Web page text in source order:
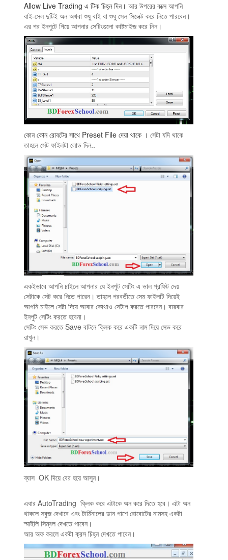
Allow Live Trading এ টিক চিহ্ন দিন।আর উপরের বক্সে আপনি
বাই-সেল দুটিই অন অথবা শুধু বাই বা শুধু সেল সিলেক্ট করে নিতে পারবেন।
এর পর ইনপুটে গিয়ে আপনার সেটিংগুলো কাষ্টমাইজ করে নিন।
কোন কোন রোবটের সাথে Preset File দেয়া থাকে । সেটা যদি থাকে
তাহলে সেট ফাইলটা লোড দিন..
একইভাবে আপনি চাইলে আপনার যে ইনপুট সেটিং এ ভাল প্রফিট দেয়
সেটাকে সেট করে নিতে পারেন। তাহলে পরবর্তীতে সেম ফাইলটি দিয়েই
আপনি চাইলে সেটা দিয়ে আবার কোথাও সেটাপ করতে পারবেন। বারবার
ইনপুট সেটিং করতে হবেনা।
সেটিং সেভ করতে Save বাটনে ক্লিক করে একটি নাম দিয়ে সেভ করে
রাখুন।
ব্যাস OK দিয়ে বের হয়ে আসুন।
এবার AutoTrading ক্লিক করে এটাকে অন করে দিতে হবে। এটা অন
থাকলে সবুজ দেখাবে এবংটার্মিনালের ডান পাশে রোবোটের নামসহ একটা
স্মাইলি সিম্বল দেখতে পাবেন।
আর অফ করলে একটা ক্রস চিহ্ন দেখতে পাবেন।